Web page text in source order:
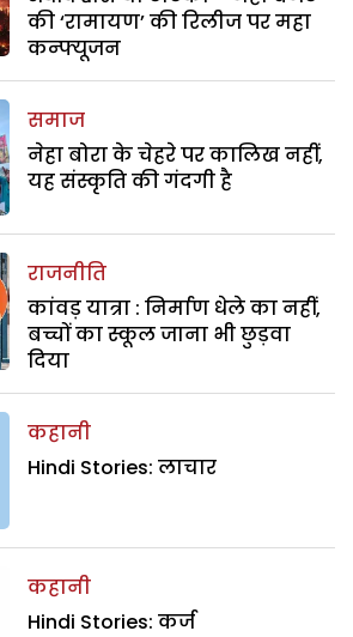
की ‘रामायण’ की रिलीज पर महा
कन्फ्यूजन
समाज
नेहा बोरा के चेहरे पर कालिख नहीं,
यह संस्कृति की गंदगी है
राजनीति
कांवड़ यात्रा : निर्माण धेले का नहीं,
बच्चों का स्कूल जाना भी छुड़वा
दिया
कहानी
Hindi Stories: लाचार
कहानी
Hindi Stories: कर्ज